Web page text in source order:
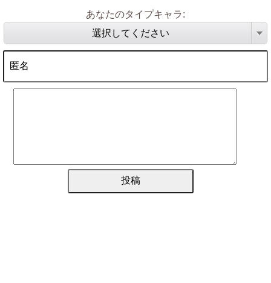
あなたのタイプキャラ:
選択してください